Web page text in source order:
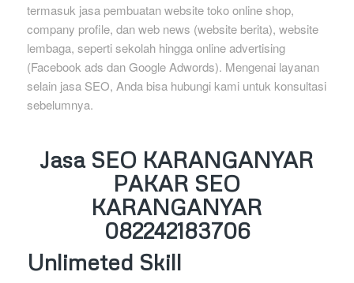
termasuk jasa pembuatan website toko online shop,
company profile, dan web news (website berita), website
lembaga, seperti sekolah hingga online advertising
(Facebook ads dan Google Adwords). Mengenai layanan
selain jasa SEO, Anda bisa hubungi kami untuk konsultasi
sebelumnya.
Jasa SEO KARANGANYAR
PAKAR SEO
KARANGANYAR
082242183706
Unlimeted Skill